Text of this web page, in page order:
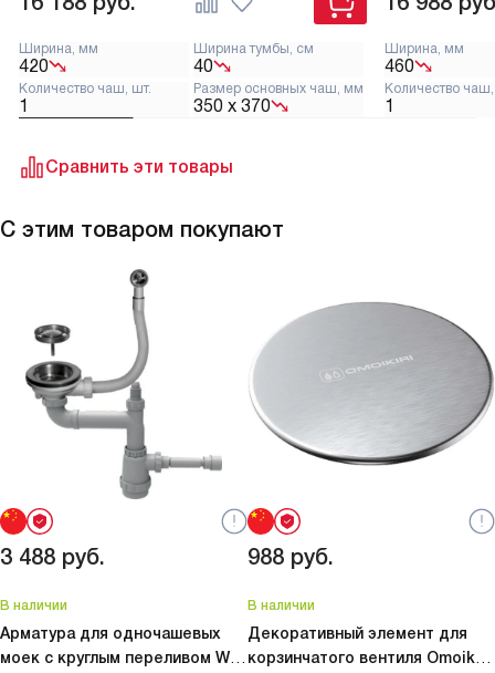
8 лет! Это говорит о высоком качестве изделия
и надежности производителя.В общем, я очень
доволен своим выбором. Эта мойка —
идеальное сочетание качества,
функциональности и стиля!
и
покупкой
Сравнить эти товары
Ширина, мм
420
Ширина тумбы, см
40
Количество чаш, шт.
1
Размер основных чаш, мм
350 х 370
Ширина, мм
460
Количество
1
С этим товаром покупают
3 488 руб.
В наличии
Арматура для одночашевых
моек с круглым переливом WK-
988 руб.
В наличии
Декоративный элемент для
корзинчатого вентиля Omoikiri